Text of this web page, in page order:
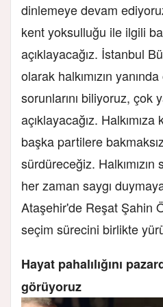
dinlemeye devam
kent yoksulluğu ile ilgili
açıklayacağız. İstanbul
olarak halkımızın
sorunlarını biliyoruz, çok
açıklayacağız.
başka partilere
sürdüreceğiz.
her zaman saygı
Ataşehir'de Reşat Şahin
seçim sürecini birlikte
Hayat pahalılığını
görüyoruz